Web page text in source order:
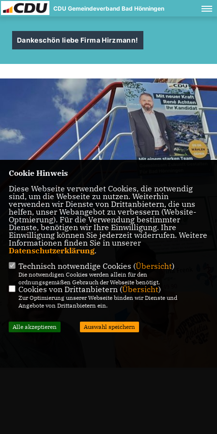
CDU Gemeindeverband Bad Hönningen
Dankeschön liebe Firma Hirzmann!
Cookie Hinweis
Diese Webseite verwendet Cookies, die notwendig
sind, um die Webseite zu nutzen. Weiterhin
verwenden wir Dienste von Drittanbietern, die uns
helfen, unser Webangebot zu verbessern (Website-
Optmierung). Für die Verwendung bestimmter
Dienste, benötigen wir Ihre Einwilligung. Ihre
Einwilligung können Sie jederzeit widerrufen. Weitere
Informationen finden Sie in unserer
Datenschutzerklärung.
Technisch notwendige Cookies (Übersicht)
Die notwendigen Cookies werden allein für den
ordnungsgemäßen Gebrauch der Webseite benötigt.
Cookies von Drittanbietern (Übersicht)
Zur Optimierung unserer Webseite binden wir Dienste und
Angebote von Drittanbietern ein.
Alle akzeptieren Auswahl speichern